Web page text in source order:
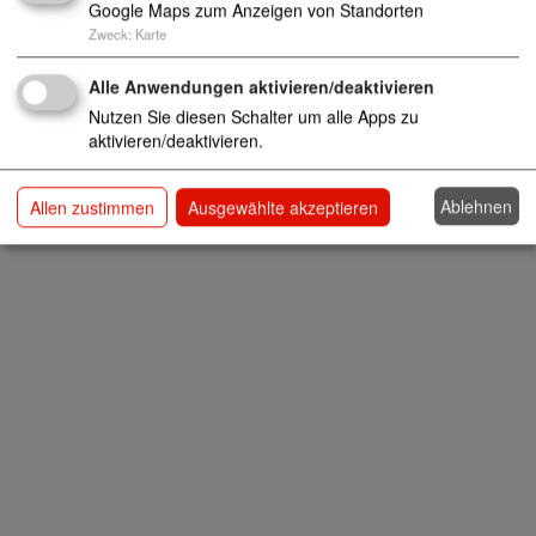
fritz-von-gehlen-haus@awo-niederrhein.de
02103 255950
https://www.awo-nr.de/dienste-einrichtunge
n/menschen-mit-behinderung/besondere-wohnf
orm-fritz-von-gehlen-haus
Google Maps zum Anzeigen von Standorten
Zweck: Karte
Alle Anwendungen aktivieren/deaktivieren
Nutzen Sie diesen Schalter um alle Apps zu
aktivieren/deaktivieren.
Allen zustimmen Ausgewählte akzeptieren Ablehnen